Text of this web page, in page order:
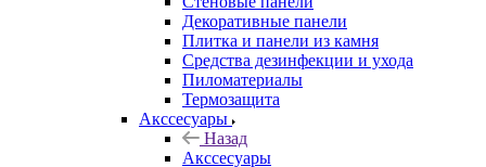
Декоративные панели
Плитка и панели из камня
Средства дезинфекции и ухода
Пиломатериалы
Термозащита
Аксcесуары
Назад
Аксcесуары